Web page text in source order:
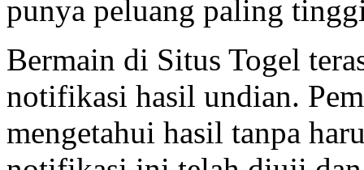
punya peluang paling
Bermain di Situs Togel
notifikasi hasil undian.
mengetahui hasil tanpa